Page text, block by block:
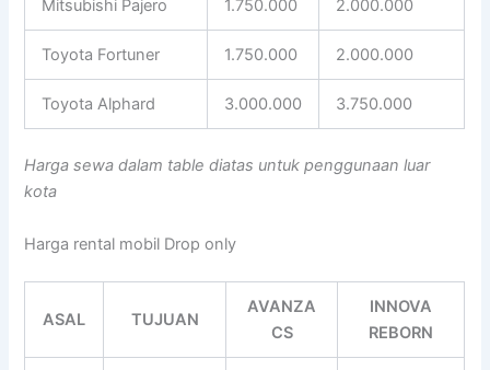
Mitsubishi Pajero 1.750.000 2.000.000
Toyota Fortuner 1.750.000 2.000.000
Toyota Alphard 3.000.000 3.750.000
Harga sewa dalam table diatas untuk penggunaan luar
kota
Harga rental mobil Drop only
ASAL TUJUAN
AVANZA
CS
INNOVA
REBORN